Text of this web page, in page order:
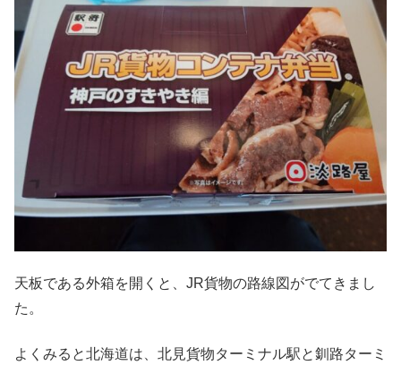
天板である外箱を開くと、JR貨物の路線図がでてきまし
た。
よくみると北海道は、北見貨物ターミナル駅と釧路ターミ